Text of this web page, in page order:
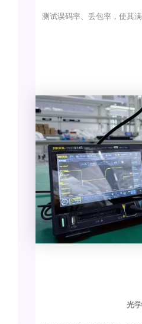
测试误码率、丢包率，使其
光